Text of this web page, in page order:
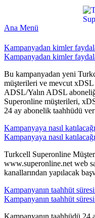
Ana Menü
Kampanyadan kimler
Kampanyadan kimler
​Bu kampanyadan yeni
müşterileri ve mevcut
ADSL/Yalın ADSL
Superonline müşterileri,
24 ay abonelik taahhüdü
Kampanyaya nasıl
Kampanyaya nasıl
​Turkcell Superonline
www.superonline.net web
kanallarından yapılacak
Kampanyanın taahhüt
Kampanyanın taahhüt